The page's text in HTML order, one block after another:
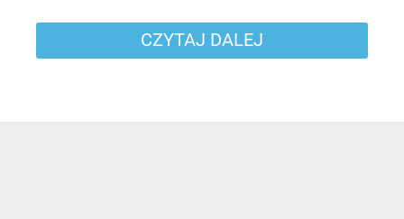
CZYTAJ DALEJ